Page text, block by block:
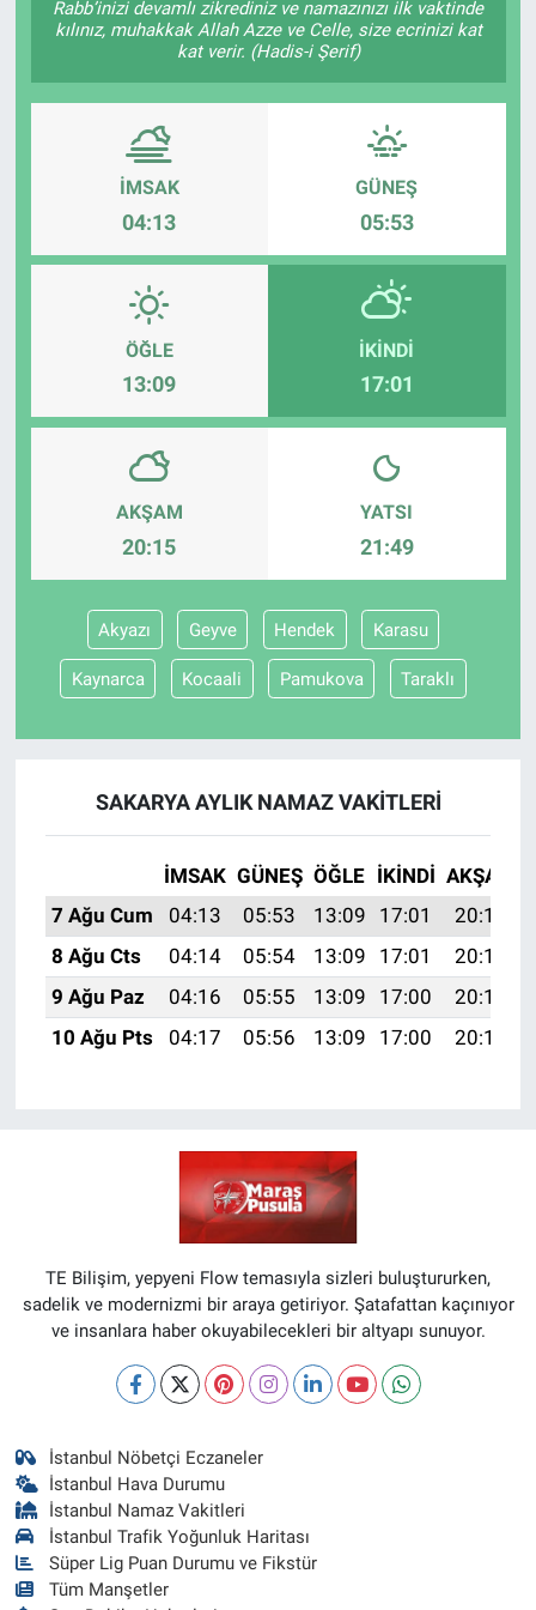
Rabb’inizi devamlı zikrediniz ve namazınızı ilk vaktinde
kılınız, muhakkak Allah Azze ve Celle, size ecrinizi kat
kat verir. (Hadis-i Şerif)
İMSAK
04:13
GÜNEŞ
05:53
ÖĞLE
13:09
İKINDI
17:01
AKŞAM
20:15
YATSI
21:49
Akyazı Geyve Hendek Karasu
Kaynarca Kocaali Pamukova Taraklı
SAKARYA AYLIK NAMAZ VAKITLERI
İMSAK GÜNEŞ ÖĞLE İKINDI AKŞAM
7 Ağu Cum
04:13 05:53 13:09 17:01 20:15
8 Ağu Cts
04:14 05:54 13:09 17:01 20:14
9 Ağu Paz
04:16 05:55 13:09 17:00 20:13
10 Ağu Pts
04:17 05:56 13:09 17:00 20:11
TE Bilişim, yepyeni Flow temasıyla sizleri buluştururken,
sadelik ve modernizmi bir araya getiriyor. Şatafattan kaçınıyor
ve insanlara haber okuyabilecekleri bir altyapı sunuyor.
İstanbul Nöbetçi Eczaneler
İstanbul Hava Durumu
İstanbul Namaz Vakitleri
İstanbul Trafik Yoğunluk Haritası
Süper Lig Puan Durumu ve Fikstür
Tüm Manşetler
TEKNOLOJİ
Dünya
MAGAZİN
Bilim, Teknoloji
ASAYİŞ
HABERDE İNSAN
Güvenlik